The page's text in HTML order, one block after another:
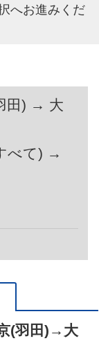
へお進みくだ
田) → 大
べて) →
(羽田) → 大